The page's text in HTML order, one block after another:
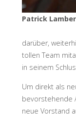
Patrick
darüber,
tollen Team
in seinem
Um direkt als
bevorstehende
neue Vorstand